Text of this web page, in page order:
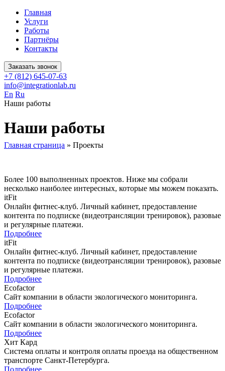
Главная
Услуги
Работы
Партнёры
Контакты
Заказать звонок
+7 (812) 645-07-63
info@integrationlab.ru
En Ru
Наши работы
Наши работы
Главная страница » Проекты
Более 100 выполненных проектов. Ниже мы собрали
несколько наиболее интересных, которые мы можем показать.
itFit
Онлайн фитнес-клуб. Личный кабинет, предоставление
контента по подписке (видеотрансляции тренировок), разовые
и регулярные платежи.
Подробнее
itFit
Онлайн фитнес-клуб. Личный кабинет, предоставление
контента по подписке (видеотрансляции тренировок), разовые
и регулярные платежи.
Подробнее
Ecofactor
Сайт компании в области экологического мониторинга.
Подробнее
Ecofactor
Сайт компании в области экологического мониторинга.
Подробнее
Хит Кард
Система оплаты и контроля оплаты проезда на общественном
транспорте Санкт-Петербурга.
Подробнее